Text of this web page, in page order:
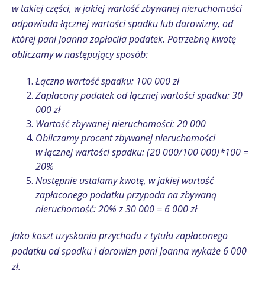
w takiej części, w jakiej wartość zbywanej nieruchomości
odpowiada łącznej wartości spadku lub darowizny, od
której pani Joanna zapłaciła podatek. Potrzebną kwotę
obliczamy w następujący sposób:
Łączna wartość spadku: 100 000 zł
Zapłacony podatek od łącznej wartości spadku: 30
000 zł
Wartość zbywanej nieruchomości: 20 000
Obliczamy procent zbywanej nieruchomości
w łącznej wartości spadku: (20 000/100 000)*100 =
20%
Następnie ustalamy kwotę, w jakiej wartość
zapłaconego podatku przypada na zbywaną
nieruchomość: 20% z 30 000 = 6 000 zł
Jako koszt uzyskania przychodu z tytułu zapłaconego
podatku od spadku i darowizn pani Joanna wykaże 6 000
zł.